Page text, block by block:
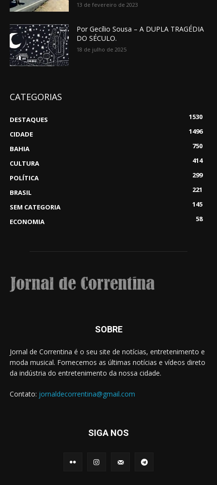
13 de fevereiro de 2023
Por Gecílio Sousa – A DUPLA TRAGÉDIA
DO SÉCULO.
18 de julho de 2025
CATEGORIAS
DESTAQUES
1530
CIDADE
1496
BAHIA
750
CULTURA
414
POLÍTICA
299
BRASIL
221
SEM CATEGORIA
145
ECONOMIA
58
SOBRE
Jornal de Correntina é o seu site de notícias, entretenimento e
moda musical. Fornecemos as últimas notícias e vídeos direto
da indústria do entretenimento da nossa cidade.
Contato: jornaldecorrentina@gmail.com
SIGA NOS